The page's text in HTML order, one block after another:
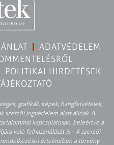
ADATVÉDELEM
POLITIKAI HIRDETÉSEK
grafikák, képek, hangfelvételek,
szerzői jogvédelem alatt állnak. A
kapcsolatosan, beleértve a
való felhasználását is – A szerzői
értelmében a törvény